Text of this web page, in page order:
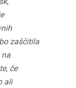
zaščitila
na
če
ali